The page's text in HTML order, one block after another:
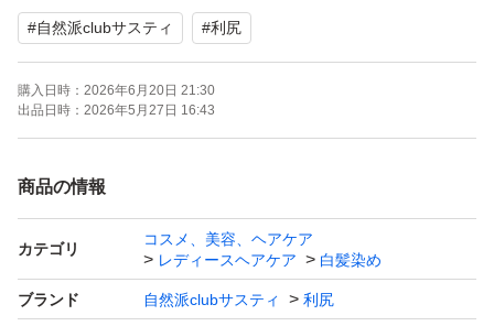
▼発送について
・宅急便コンパクト／ネコポス等／プチプチ付き封筒等に
入れて発送
・すべて追跡番号付き
・衝撃材等は使用致しません
▼ご確認ください
※商品により梱包の都合上、外箱を折りたたんで同梱する
場合がございます。
#自然派clubサスティ #利尻
購入日時： 2026年6月20日 21:30
出品日時： 2026年5月27日 16:43
商品の情報
カテゴリ
コスメ、美容、ヘアケア
レディースヘアケア
白髪染め
ブランド 自然派clubサスティ 利尻